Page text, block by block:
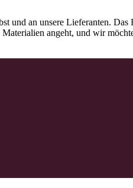
und an unsere Lieferanten.
angeht, und wir